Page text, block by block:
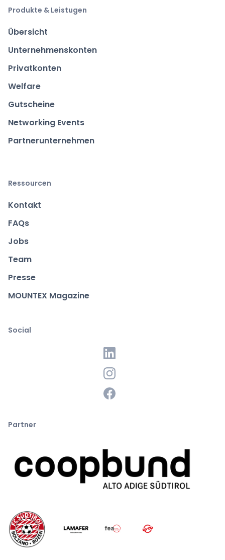
Produkte & Leistugen
Übersicht
Unternehmenskonten
Privatkonten
Welfare
Gutscheine
Networking Events
Partnerunternehmen
Ressourcen
Kontakt
FAQs
Jobs
Team
Presse
MOUNTEX Magazine
Social
Partner